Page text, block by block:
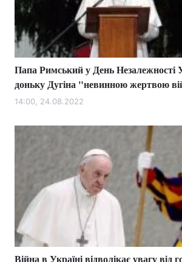
Папа Римський у День Незалежності
доньку Дугіна "невинною жертвою
14:00, 24.08.2022
Війна в Україні відволікає увагу від